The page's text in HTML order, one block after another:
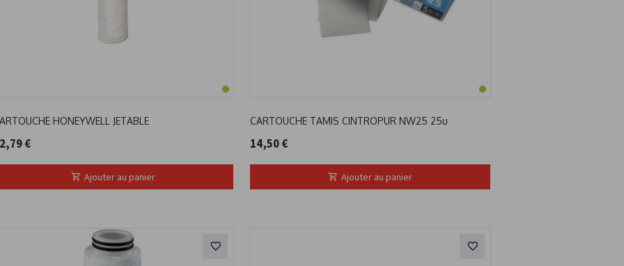
HONEYWELL JETABLE
€
Ajouter au panier
CARTOUCHE TAMIS CINTROPUR NW25 25u
14,50 €
Ajouter au panier